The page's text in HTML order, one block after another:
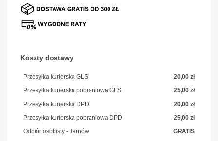
Koszty dostawy
Przesyłka kurierska GLS
20,00 zł
Przesyłka kurierska pobraniowa GLS
25,00 zł
Przesyłka kurierska DPD
20,00 zł
Przesyłka kurierska pobraniowa DPD
25,00 zł
Odbiór osobisty - Tarnów
GRATIS